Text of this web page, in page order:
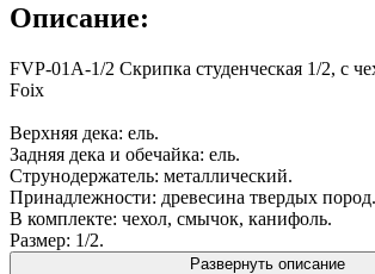
Описание:
FVP-01A-1/2 Скрипка студенческая 1/2, с
Foix
Верхняя дека: ель.
Задняя дека и обечайка: ель.
Струнодержатель: металлический.
Принадлежности: древесина твердых пород.
В комплекте: чехол, смычок, канифоль.
Размер: 1/2.
Развернуть описание